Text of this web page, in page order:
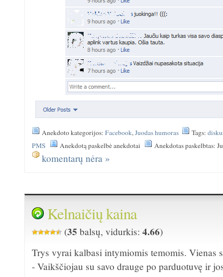
Anekdoto kategorijos:Facebook,Juodas humoras Tags:
PMS
Anekdotą paskelbė anekdotai Anekdotas paskelbtas:
komentarų nėra »
Kelnaičių kaina
(35 balsų, vidurkis:4.66)
Trys vyrai kalbasi intymiomis temomis. Vienas
- Vaikščiojau su savo drauge po parduotuvę ir